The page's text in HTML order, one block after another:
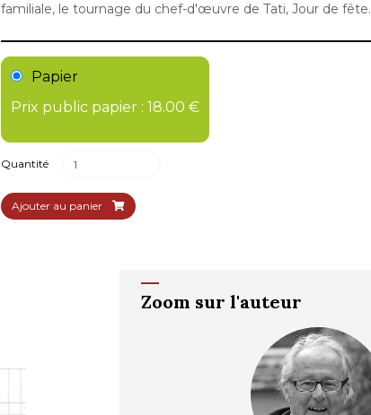
familiale, le tournage du chef-d'œuvre de Tati, Jour de fête.
Papier
Prix public papier : 18.00 €
Quantité
Ajouter au panier
Zoom sur l'auteur